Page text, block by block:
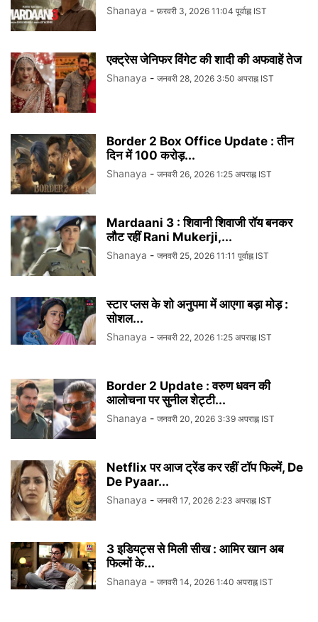
Shanaya - फ़रवरी 3, 2026 11:04 पूर्वाह्न IST
एक्ट्रेस जेनिफर विंगेट की शादी की अफवाहें तेज
Shanaya - जनवरी 28, 2026 3:50 अपराह्न IST
Border 2 Box Office Update : तीन
दिन में 100 करोड़...
Shanaya - जनवरी 26, 2026 1:25 अपराह्न IST
Mardaani 3 : शिवानी शिवाजी रॉय बनकर
लौट रहीं Rani Mukerji,...
Shanaya - जनवरी 25, 2026 11:11 पूर्वाह्न IST
स्टार प्लस के शो अनुपमा में आएगा बड़ा मोड़ :
सोशल...
Shanaya - जनवरी 22, 2026 1:25 अपराह्न IST
Border 2 Update : वरुण धवन की
आलोचना पर सुनील शेट्टी...
Shanaya - जनवरी 20, 2026 3:39 अपराह्न IST
Netflix पर आज ट्रेंड कर रहीं टॉप फिल्में, De
De Pyaar...
Shanaya - जनवरी 17, 2026 2:23 अपराह्न IST
3 इडियट्स से मिली सीख : आमिर खान अब
फिल्मों के...
Shanaya - जनवरी 14, 2026 1:40 अपराह्न IST